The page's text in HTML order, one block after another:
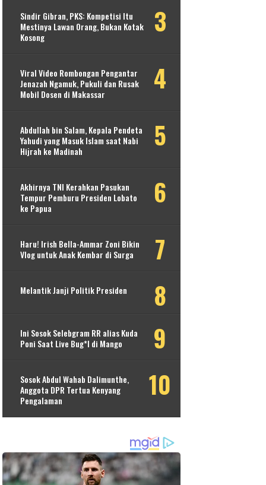
Sindir Gibran, PKS: Kompetisi Itu
Mestinya Lawan Orang, Bukan Kotak
Kosong
Viral Video Rombongan Pengantar
Jenazah Ngamuk, Pukuli dan Rusak
Mobil Dosen di Makassar
Abdullah bin Salam, Kepala Pendeta
Yahudi yang Masuk Islam saat Nabi
Hijrah ke Madinah
Akhirnya TNI Kerahkan Pasukan
Tempur Pemburu Presiden Lobato
ke Papua
Haru! Irish Bella-Ammar Zoni Bikin
Vlog untuk Anak Kembar di Surga
Melantik Janji Politik Presiden
Ini Sosok Selebgram RR alias Kuda
Poni Saat Live Bug*l di Mango
Sosok Abdul Wahab Dalimunthe,
Anggota DPR Tertua Kenyang
Pengalaman